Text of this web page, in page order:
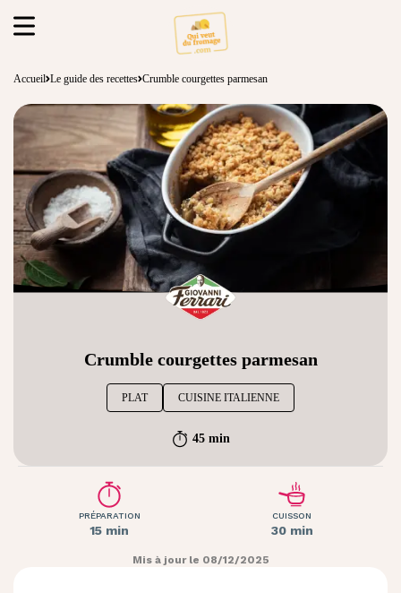
Accueil Le guide des recettes Crumble courgettes parmesan
Crumble courgettes parmesan
PLAT CUISINE ITALIENNE
45 min
PRÉPARATION
15 min
CUISSON
30 min
Mis à jour le 08/12/2025